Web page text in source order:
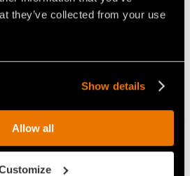
they’ve collected from your use
Show details
Allow all
BL/MINI
STANDARD
Idéal pour: